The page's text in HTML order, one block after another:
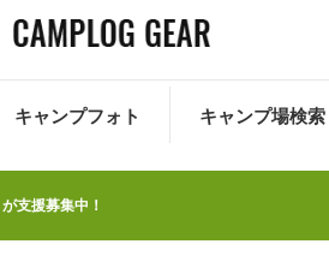
キャンプフォト キャンプ場検索
支援募集中！